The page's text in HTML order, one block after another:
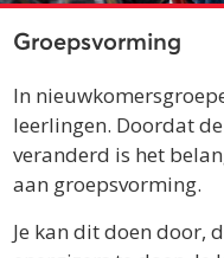
Groepsvorming
In
leerlingen. Doordat
veranderd is het
aan groepsvorming.
Je kan dit doen door,